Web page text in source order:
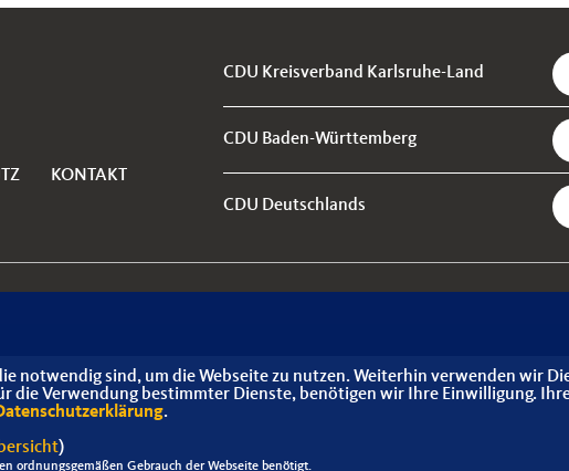
KONTAKT
CDU Kreisverband Karlsruhe-Land
CDU Baden-Württemberg
CDU Deutschlands
notwendig sind, um die Webseite zu nutzen. Weiterhin verwenden wir
die Verwendung bestimmter Dienste, benötigen wir Ihre Einwilligung.
.
)
ordnungsgemäßen Gebrauch der Webseite benötigt.